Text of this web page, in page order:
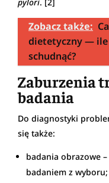
Zobacz także:
dietetyczny — ile
schudnąć?
Zaburzenia
badania
Do diagnostyki
się także:
badania obrazowe
badaniem z wyboru;